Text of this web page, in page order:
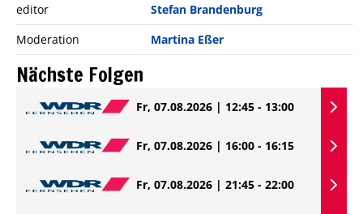
editor
Stefan Brandenburg
Moderation
Martina Eßer
Nächste Folgen
Fr, 07.08.2026 | 12:45 - 13:00
Fr, 07.08.2026 | 16:00 - 16:15
Fr, 07.08.2026 | 21:45 - 22:00